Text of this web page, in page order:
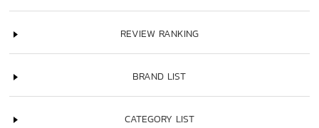
REVIEW RANKING
BRAND LIST
CATEGORY LIST